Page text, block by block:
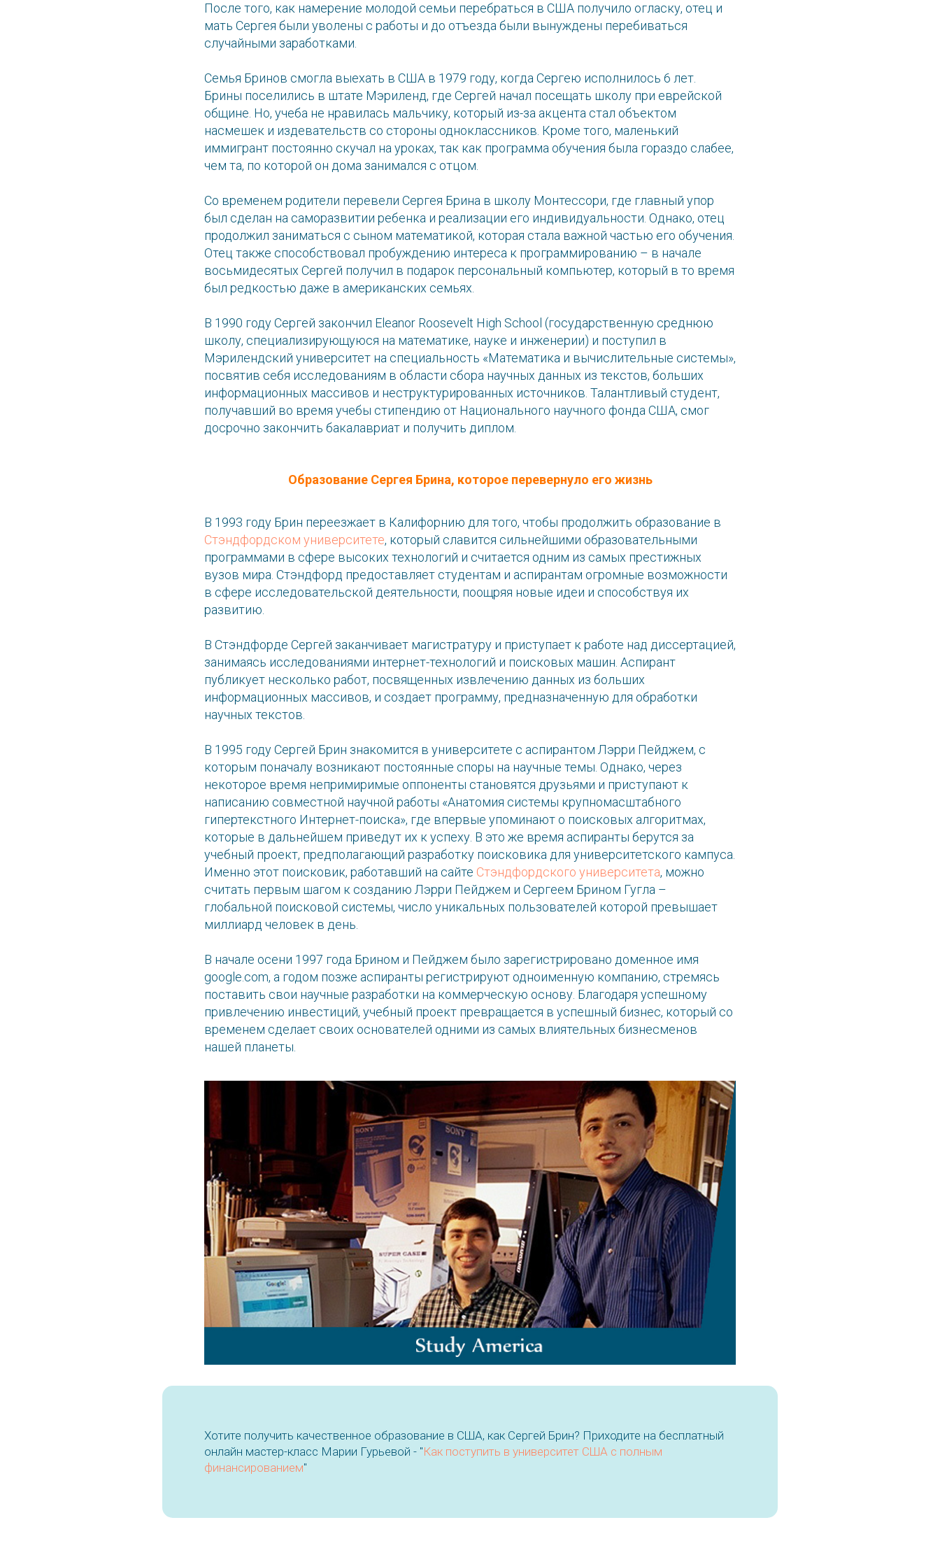
После того, как намерение молодой семьи перебраться в США получило огласку, отец и
мать Сергея были уволены с работы и до отъезда были вынуждены перебиваться
случайными заработками.
Семья Бринов смогла выехать в США в 1979 году, когда Сергею исполнилось 6 лет.
Брины поселились в штате Мэриленд, где Сергей начал посещать школу при еврейской
общине. Но, учеба не нравилась мальчику, который из-за акцента стал объектом
насмешек и издевательств со стороны одноклассников. Кроме того, маленький
иммигрант постоянно скучал на уроках, так как программа обучения была гораздо слабее,
чем та, по которой он дома занимался с отцом.
Со временем родители перевели Сергея Брина в школу Монтессори, где главный упор
был сделан на саморазвитии ребенка и реализации его индивидуальности. Однако, отец
продолжил заниматься с сыном математикой, которая стала важной частью его обучения.
Отец также способствовал пробуждению интереса к программированию – в начале
восьмидесятых Сергей получил в подарок персональный компьютер, который в то время
был редкостью даже в американских семьях.
В 1990 году Сергей закончил Eleanor Roosevelt High School (государственную среднюю
школу, специализирующуюся на математике, науке и инженерии) и поступил в
Мэрилендский университет на специальность «Математика и вычислительные системы»,
посвятив себя исследованиям в области сбора научных данных из текстов, больших
информационных массивов и неструктурированных источников. Талантливый студент,
получавший во время учебы стипендию от Национального научного фонда США, смог
досрочно закончить бакалавриат и получить диплом.
Образование Сергея Брина, которое перевернуло его жизнь
В 1993 году Брин переезжает в Калифорнию для того, чтобы продолжить образование в
Стэндфордском университете, который славится сильнейшими образовательными
программами в сфере высоких технологий и считается одним из самых престижных
вузов мира. Стэндфорд предоставляет студентам и аспирантам огромные возможности
в сфере исследовательской деятельности, поощряя новые идеи и способствуя их
развитию.
В Стэндфорде Сергей заканчивает магистратуру и приступает к работе над диссертацией,
занимаясь исследованиями интернет-технологий и поисковых машин. Аспирант
публикует несколько работ, посвященных извлечению данных из больших
информационных массивов, и создает программу, предназначенную для обработки
научных текстов.
В 1995 году Сергей Брин знакомится в университете с аспирантом Лэрри Пейджем, с
которым поначалу возникают постоянные споры на научные темы. Однако, через
некоторое время непримиримые оппоненты становятся друзьями и приступают к
написанию совместной научной работы «Анатомия системы крупномасштабного
гипертекстного Интернет-поиска», где впервые упоминают о поисковых алгоритмах,
которые в дальнейшем приведут их к успеху. В это же время аспиранты берутся за
учебный проект, предполагающий разработку поисковика для университетского кампуса.
Именно этот поисковик, работавший на сайте Стэндфордского университета, можно
считать первым шагом к созданию Лэрри Пейджем и Сергеем Брином Гугла –
глобальной поисковой системы, число уникальных пользователей которой превышает
миллиард человек в день.
В начале осени 1997 года Брином и Пейджем было зарегистрировано доменное имя
google.com, а годом позже аспиранты регистрируют одноименную компанию, стремясь
поставить свои научные разработки на коммерческую основу. Благодаря успешному
привлечению инвестиций, учебный проект превращается в успешный бизнес, который со
временем сделает своих основателей одними из самых влиятельных бизнесменов
нашей планеты.
Хотите получить качественное образование в США, как Сергей Брин? Приходите на бесплатный
онлайн мастер-класс Марии Гурьевой - "Как поступить в университет США с полным
финансированием"